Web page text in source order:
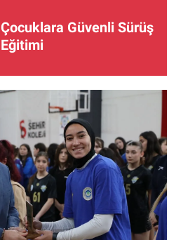
Çocuklara Güvenli Sürüş
Eğitimi